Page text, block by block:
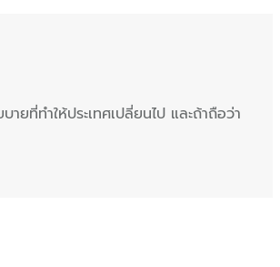
ที่ทำให้ประเทศเปลี่ยนไป และถ้าถือว่า